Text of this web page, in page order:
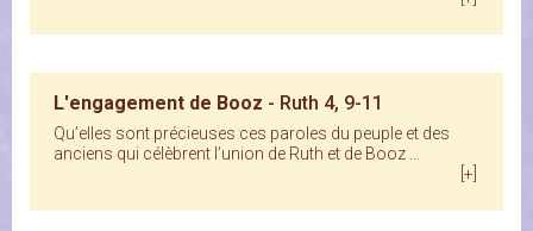
L'engagement de Booz - Ruth 4, 9-11
Qu’elles sont précieuses ces paroles du peuple et des
anciens qui célèbrent l’union de Ruth et de Booz ...
[+]